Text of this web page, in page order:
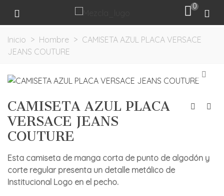
0
Inicio > Hombre > CAMISETA AZUL PLACA VERSACE
JEANS COUTURE
CAMISETA AZUL PLACA
VERSACE JEANS
COUTURE
Esta camiseta de manga corta de punto de algodón y
corte regular presenta un detalle metálico de
Institucional Logo en el pecho.